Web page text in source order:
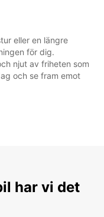
eller en längre
för dig.
njut av friheten som
och se fram emot
har vi det